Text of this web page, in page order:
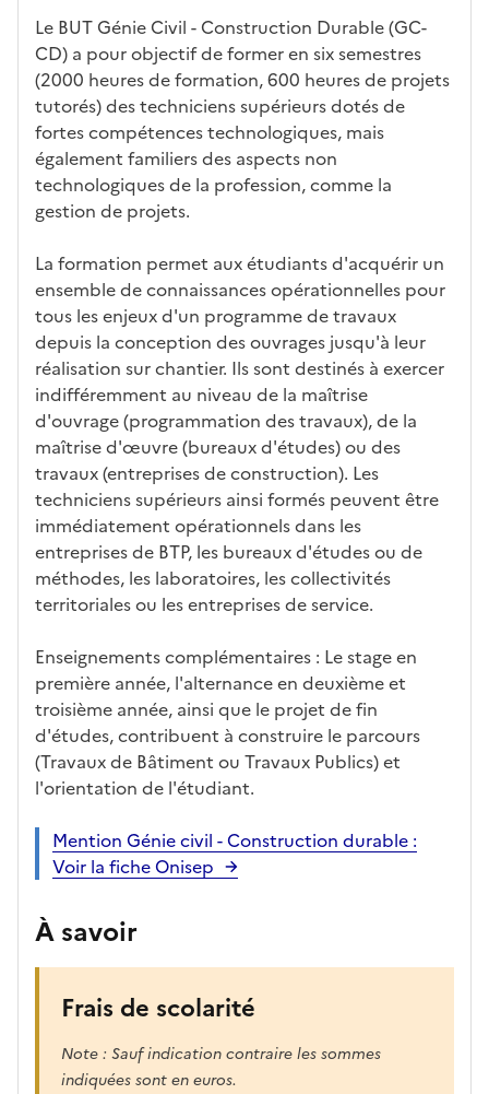
ues
d
e
c
a
n
di
d
e
la
fo
rm
ati
on
és
Le BUT Génie Civil - Construction Durable (GC-
CD) a pour objectif de former en six semestres
(2000 heures de formation, 600 heures de projets
tutorés) des techniciens supérieurs dotés de
fortes compétences technologiques, mais
également familiers des aspects non
technologiques de la profession, comme la
gestion de projets.
La formation permet aux étudiants d'acquérir un
ensemble de connaissances opérationnelles pour
tous les enjeux d'un programme de travaux
depuis la conception des ouvrages jusqu'à leur
réalisation sur chantier. Ils sont destinés à exercer
indifféremment au niveau de la maîtrise
d'ouvrage (programmation des travaux), de la
maîtrise d'œuvre (bureaux d'études) ou des
travaux (entreprises de construction). Les
techniciens supérieurs ainsi formés peuvent être
immédiatement opérationnels dans les
entreprises de BTP, les bureaux d'études ou de
méthodes, les laboratoires, les collectivités
territoriales ou les entreprises de service.
Enseignements complémentaires : Le stage en
première année, l'alternance en deuxième et
troisième année, ainsi que le projet de fin
d'études, contribuent à construire le parcours
(Travaux de Bâtiment ou Travaux Publics) et
l'orientation de l'étudiant.
Mention Génie civil - Construction durable :
Voir la fiche Onisep
À savoir
Frais de scolarité
Note : Sauf indication contraire les sommes
indiquées sont en euros.